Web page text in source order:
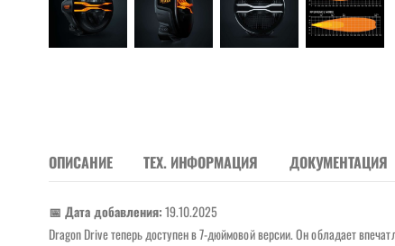
ОПИСАНИЕ ТЕХ. ИНФОРМАЦИЯ ДОКУМЕНТАЦИЯ
📅 Дата добавления:19.10.2025
Dragon Drive теперь доступен в 7-дюймовой версии. Он обладает